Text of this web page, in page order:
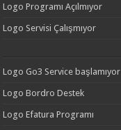
Logo Programı Açılmıyor
Logo Servisi Çalışmıyor
Logo Go3 Service başlamıyor
Logo Bordro Destek
Logo Efatura Programı